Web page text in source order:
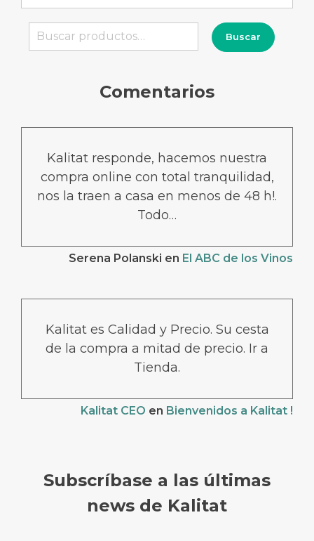
Buscar
Buscar
Comentarios
Kalitat responde, hacemos nuestra
compra online con total tranquilidad,
nos la traen a casa en menos de 48 h!.
Todo…
Serena Polanski en El ABC de los Vinos
Kalitat es Calidad y Precio. Su cesta
de la compra a mitad de precio. Ir a
Tienda.
Kalitat CEO en Bienvenidos a Kalitat !
Subscríbase a las últimas
news de Kalitat